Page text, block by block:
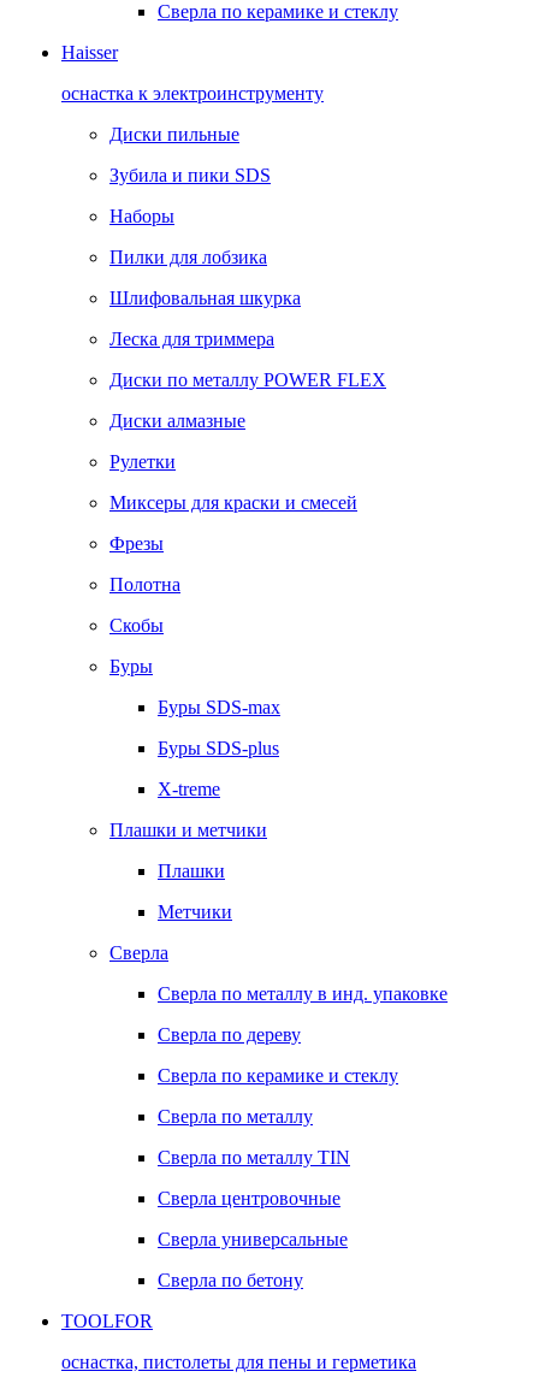
Сверла по керамике и стеклу
Haisser
оснастка к электроинструменту
Диски пильные
Зубила и пики SDS
Наборы
Пилки для лобзика
Шлифовальная шкурка
Леска для триммера
Диски по металлу POWER FLEX
Диски алмазные
Рулетки
Миксеры для краски и смесей
Фрезы
Полотна
Скобы
Буры
Буры SDS-max
Буры SDS-plus
X-treme
Плашки и метчики
Плашки
Метчики
Сверла
Сверла по металлу в инд. упаковке
Сверла по дереву
Сверла по керамике и стеклу
Сверла по металлу
Сверла по металлу TIN
Сверла центровочные
Сверла универсальные
Сверла по бетону
TOOLFOR
оснастка, пистолеты для пены и герметика